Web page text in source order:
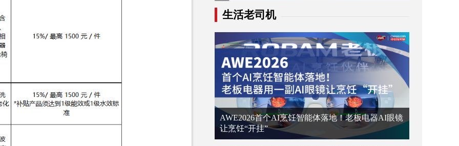
生活老司机
AWE2026首个AI烹饪智能体落地！老板电器AI眼镜
让烹饪“开挂”